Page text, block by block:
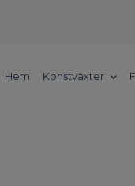
Hem Konstväxter